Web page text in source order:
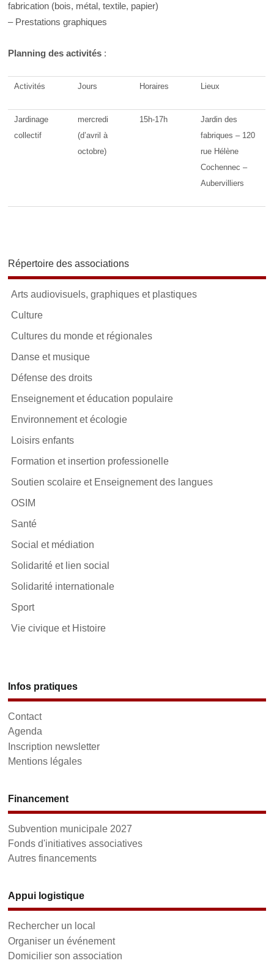
fabrication (bois, métal, textile, papier)
– Prestations graphiques
Planning des activités :
Activités Jours Horaires Lieux
Jardinage
collectif
mercredi
(d’avril à
octobre)
15h-17h
Jardin des
fabriques – 120
rue Hélène
Cochennec –
Aubervilliers
Répertoire des associations
Arts audiovisuels, graphiques et plastiques
Culture
Cultures du monde et régionales
Danse et musique
Défense des droits
Enseignement et éducation populaire
Environnement et écologie
Loisirs enfants
Formation et insertion professionelle
Soutien scolaire et Enseignement des langues
OSIM
Santé
Social et médiation
Solidarité et lien social
Solidarité internationale
Sport
Vie civique et Histoire
Infos pratiques
Contact
Agenda
Inscription newsletter
Mentions légales
Financement
Subvention municipale 2027
Fonds d'initiatives associatives
Autres financements
Appui logistique
Rechercher un local
Organiser un événement
Domicilier son association